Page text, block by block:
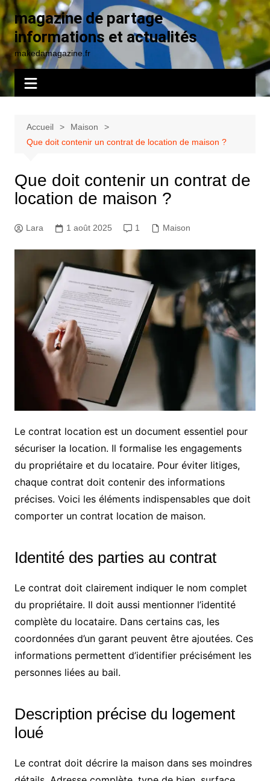
Aller
au
contenu
magazine de partage
informations et actualités
makedamagazine.fr
Accueil
Maison
Que doit contenir un contrat de location de maison ?
Que doit contenir un contrat de
location de maison ?
Lara 1 août 2025 1 Maison
Le contrat location est un document essentiel pour
sécuriser la location. Il formalise les engagements
du propriétaire et du locataire. Pour éviter litiges,
chaque contrat doit contenir des informations
précises. Voici les éléments indispensables que doit
comporter un contrat location de maison.
Identité des parties au contrat
Le contrat doit clairement indiquer le nom complet
du propriétaire. Il doit aussi mentionner l’identité
complète du locataire. Dans certains cas, les
coordonnées d’un garant peuvent être ajoutées. Ces
informations permettent d’identifier précisément les
personnes liées au bail.
Description précise du logement
loué
Le contrat doit décrire la maison dans ses moindres